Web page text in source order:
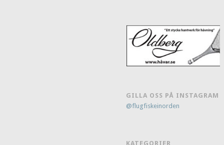
GILLA OSS PÅ INSTAGRAM
@flugfiskeinorden
KATEGORIER